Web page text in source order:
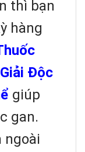
thì bạn
hàng
Độc
giúp
gan.
ngoài